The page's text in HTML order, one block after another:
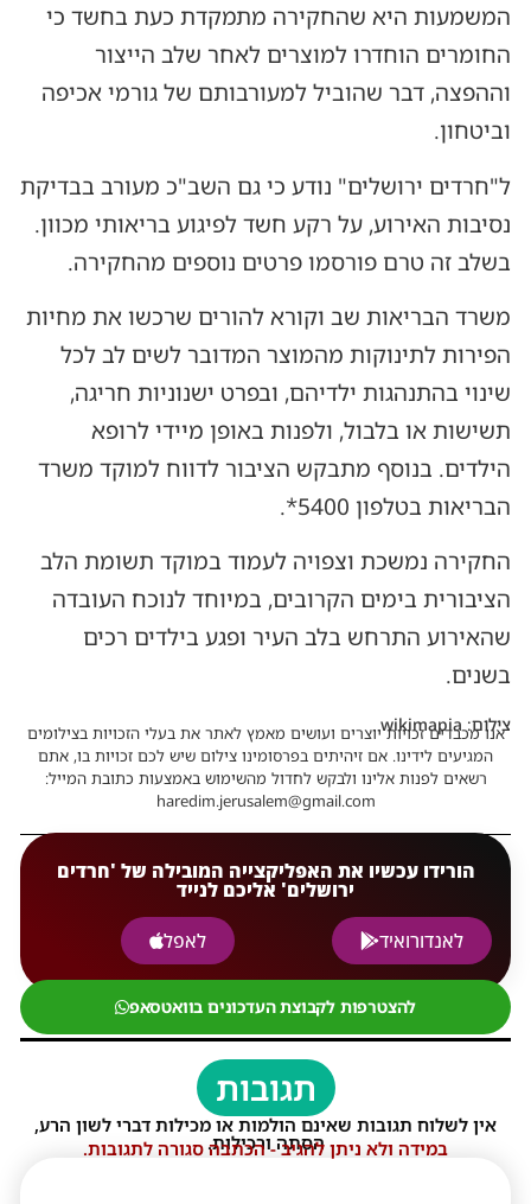
המשמעות היא שהחקירה מתמקדת כעת בחשד כי
החומרים הוחדרו למוצרים לאחר שלב הייצור
וההפצה, דבר שהוביל למעורבותם של גורמי אכיפה
וביטחון.
ל"חרדים ירושלים" נודע כי גם השב"כ מעורב בבדיקת
נסיבות האירוע, על רקע חשד לפיגוע בריאותי מכוון.
בשלב זה טרם פורסמו פרטים נוספים מהחקירה.
משרד הבריאות שב וקורא להורים שרכשו את מחיות
הפירות לתינוקות מהמוצר המדובר לשים לב לכל
שינוי בהתנהגות ילדיהם, ובפרט ישנוניות חריגה,
תשישות או בלבול, ולפנות באופן מיידי לרופא
הילדים. בנוסף מתבקש הציבור לדווח למוקד משרד
הבריאות בטלפון 5400*.
החקירה נמשכת וצפויה לעמוד במוקד תשומת הלב
הציבורית בימים הקרובים, במיוחד לנוכח העובדה
שהאירוע התרחש בלב העיר ופגע בילדים רכים
בשנים.
צילום: wikimapia
אנו מכבדים זכויות יוצרים ועושים מאמץ לאתר את בעלי הזכויות בצילומים
המגיעים לידינו. אם זיהיתים בפרסומינו צילום שיש לכם זכויות בו, אתם
רשאים לפנות אלינו ולבקש לחדול מהשימוש באמצעות כתובת המייל:
haredim.jerusalem@gmail.com
הורידו עכשיו את האפליקצייה המובילה של 'חרדים
ירושלים' אליכם לנייד
לאנדורואיד
לאפל
להצטרפות לקבוצת העדכונים בוואטסאפ
תגובות
אין לשלוח תגובות שאינם הולמות או מכילות דברי לשון הרע,
הסתה ורכילות.
במידה ולא ניתן להגיב - הכתבה סגורה לתגובות.